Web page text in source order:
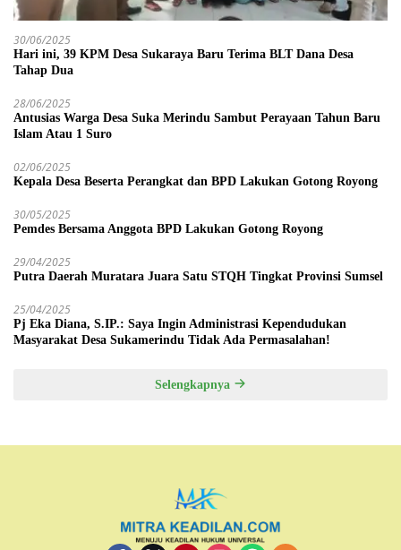
30/06/2025
Hari ini, 39 KPM Desa Sukaraya Baru Terima BLT Dana Desa
Tahap Dua
28/06/2025
Antusias Warga Desa Suka Merindu Sambut Perayaan Tahun Baru
Islam Atau 1 Suro
02/06/2025
Kepala Desa Beserta Perangkat dan BPD Lakukan Gotong Royong
30/05/2025
Pemdes Bersama Anggota BPD Lakukan Gotong Royong
29/04/2025
Putra Daerah Muratara Juara Satu STQH Tingkat Provinsi Sumsel
25/04/2025
Pj Eka Diana, S.IP.: Saya Ingin Administrasi Kependudukan
Masyarakat Desa Sukamerindu Tidak Ada Permasalahan!
Selengkapnya